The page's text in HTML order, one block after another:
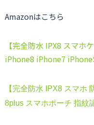
Amazonはこちら
【完全防水 IPX8 スマホ
iPhone8 iPhone7
【完全防水 IPX8 スマホ
8plus スマホポーチ 指紋